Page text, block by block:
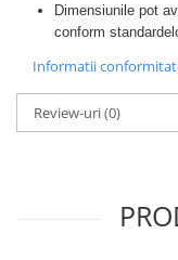
Dimensiunile pot
conform
Informatii
Review-uri(0)